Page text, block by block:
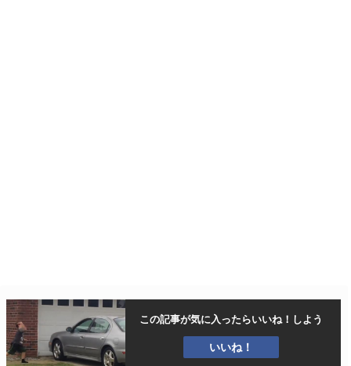
この記事が気に入ったらいいね！しよう
いいね！